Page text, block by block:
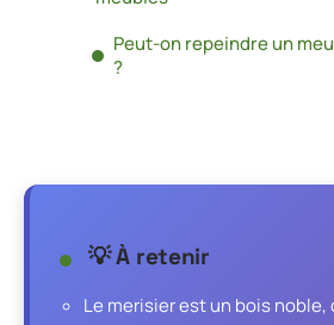
Peut-on repeindre un
?
💡 À retenir
Le merisier est un bois noble,